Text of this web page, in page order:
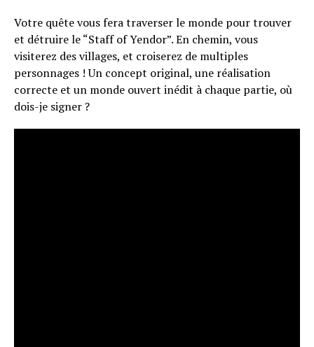
Votre quête vous fera traverser le monde pour trouver
et détruire le “Staff of Yendor”. En chemin, vous
visiterez des villages, et croiserez de multiples
personnages ! Un concept original, une réalisation
correcte et un monde ouvert inédit à chaque partie, où
dois-je signer ?